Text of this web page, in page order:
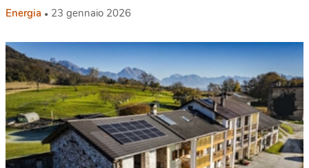
Energia 23 gennaio 2026